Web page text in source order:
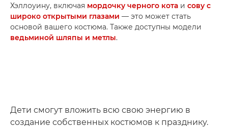
Хэллоуину, включая мордочку черного кота и сову с
широко открытыми глазами — это может стать
основой вашего костюма. Также доступны модели
ведьминой шляпы и метлы.
Дети смогут вложить всю свою энергию в
создание собственных костюмов к празднику.